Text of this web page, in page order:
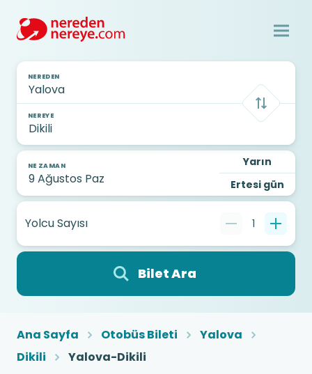
NEREDEN
NEREYE
NE ZAMAN
Yarın
Ertesi gün
Yolcu Sayısı 1
Bilet Ara
Ana Sayfa Otobüs Bileti
Yalova
Dikili
Yalova-Dikili